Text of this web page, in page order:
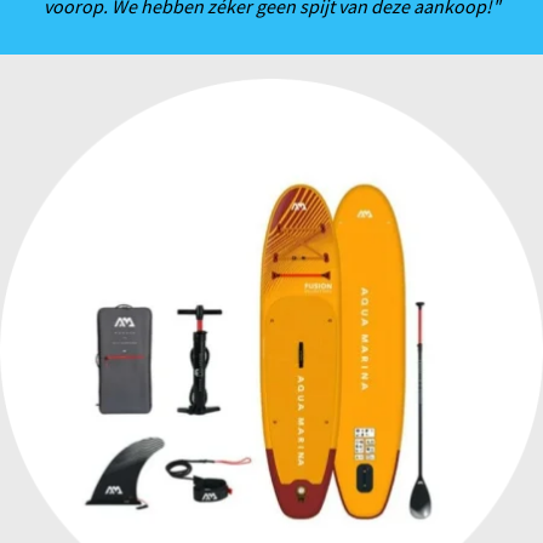
voorop. We hebben zéker geen spijt van deze aankoop!"